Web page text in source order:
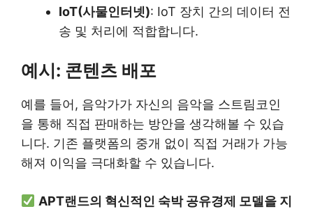
IoT(사물인터넷): IoT 장치 간의 데이터 전
송 및 처리에 적합합니다.
예시: 콘텐츠 배포
예를 들어, 음악가가 자신의 음악을 스트림코인
을 통해 직접 판매하는 방안을 생각해볼 수 있습
니다. 기존 플랫폼의 중개 없이 직접 거래가 가능
해져 이익을 극대화할 수 있습니다.
APT랜드의 혁신적인 숙박 공유경제 모델을 지